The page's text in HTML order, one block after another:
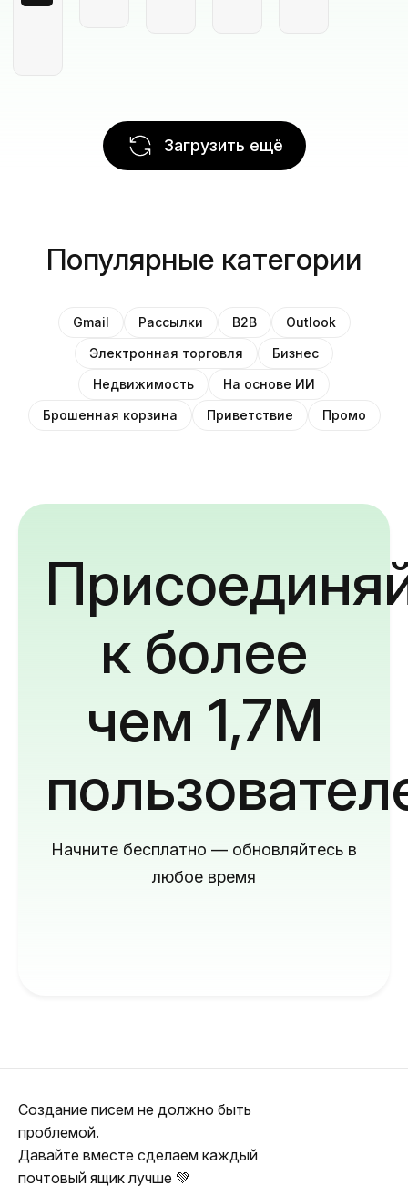
Загрузить ещё
Популярные категории
Gmail Рассылки B2B
Outlook
Электронная торговля
Бизнес
Недвижимость
На основе ИИ
Брошенная корзина
Приветствие Промо
к более
чем 1,7M
Начните бесплатно — обновляйтесь в
любое время
Создание писем не должно быть
проблемой.
Давайте вместе сделаем каждый
почтовый ящик лучше 💚